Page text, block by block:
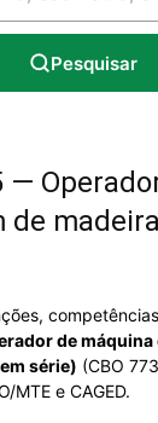
Pesquisar
—
de
de máquina
série) (CBO
MTE e CAGED.